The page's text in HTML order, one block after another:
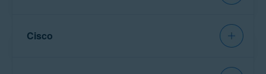
Cisco